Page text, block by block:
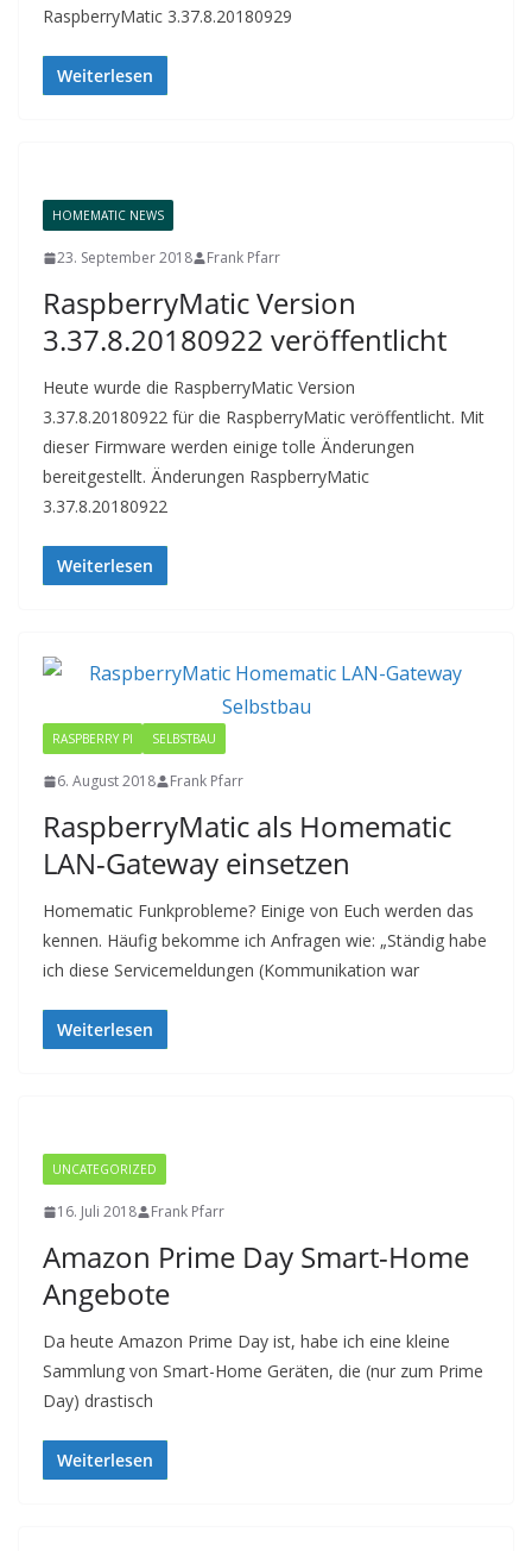
RaspberryMatic 3.37.8.20180929
Weiterlesen
HOMEMATIC NEWS
23. September 2018 Frank Pfarr
RaspberryMatic Version
3.37.8.20180922 veröffentlicht
Heute wurde die RaspberryMatic Version
3.37.8.20180922 für die RaspberryMatic veröffentlicht. Mit
dieser Firmware werden einige tolle Änderungen
bereitgestellt. Änderungen RaspberryMatic
3.37.8.20180922
Weiterlesen
RASPBERRY PI SELBSTBAU
6. August 2018 Frank Pfarr
RaspberryMatic als Homematic
LAN-Gateway einsetzen
Homematic Funkprobleme? Einige von Euch werden das
kennen. Häufig bekomme ich Anfragen wie: „Ständig habe
ich diese Servicemeldungen (Kommunikation war
Weiterlesen
UNCATEGORIZED
16. Juli 2018 Frank Pfarr
Amazon Prime Day Smart-Home
Angebote
Da heute Amazon Prime Day ist, habe ich eine kleine
Sammlung von Smart-Home Geräten, die (nur zum Prime
Day) drastisch
Weiterlesen